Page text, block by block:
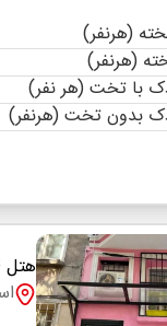
با تخت (هر نفر)
بدون تخت (هرنفر)
هتل 24 بوتیک استانبول